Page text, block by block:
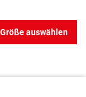
Größe auswählen